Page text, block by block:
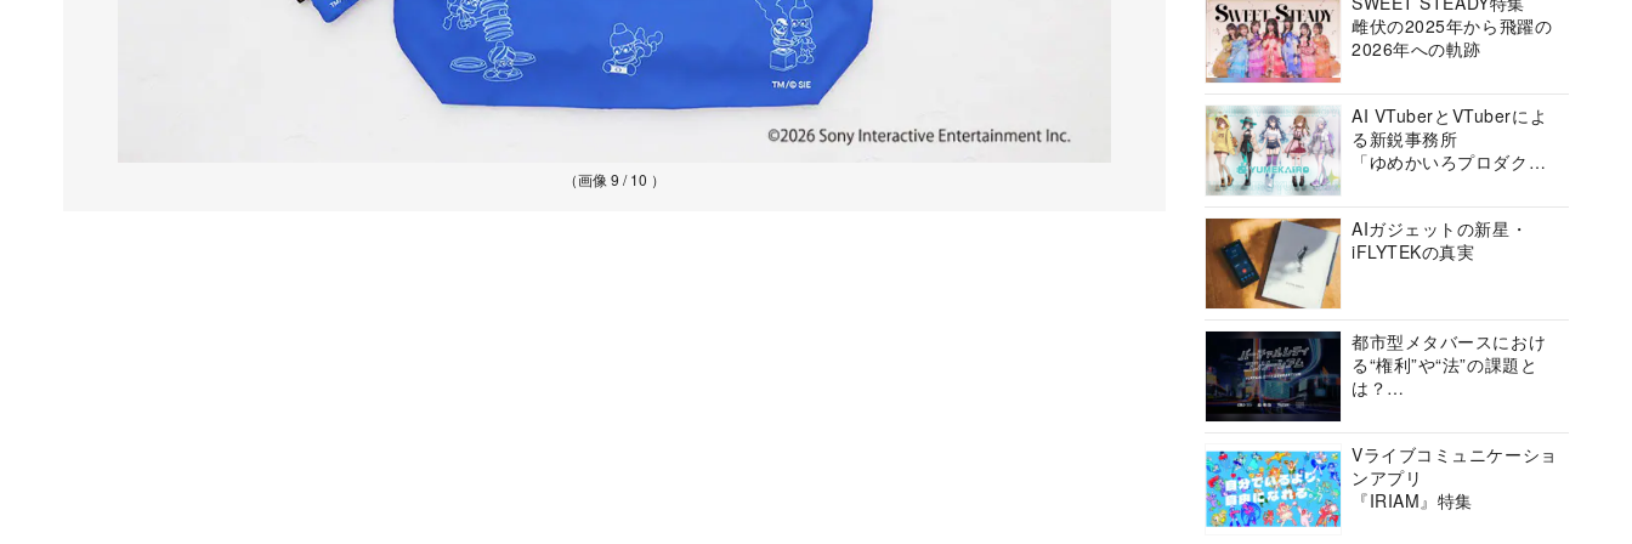
（画像 9 / 10 ）
雌伏の2025年から飛躍の
2026年への軌跡
AI VTuberとVTuberによ
る新鋭事務所
「ゆめかいろプロダクシ
AIガジェットの新星・
iFLYTEKの真実
都市型メタバースにおけ
る“権利”や“法”の課題と
は？
ーシアムの挑戦に迫る
Vライブコミュニケーショ
ンアプリ
『IRIAM』特集